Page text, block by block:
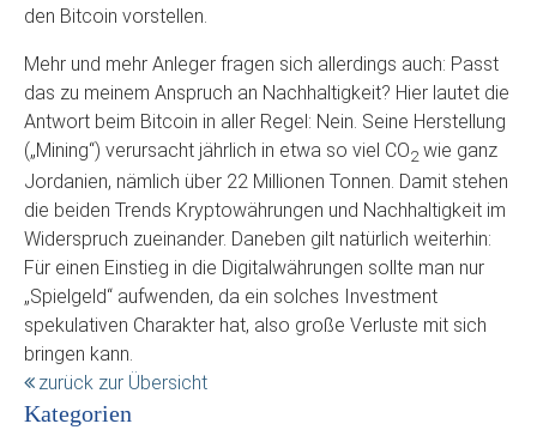
den Bitcoin vorstellen.
Mehr und mehr Anleger fragen sich allerdings auch: Passt
das zu meinem Anspruch an Nachhaltigkeit? Hier lautet die
Antwort beim Bitcoin in aller Regel: Nein. Seine Herstellung
(„Mining“) verursacht jährlich in etwa so viel CO2 wie ganz
Jordanien, nämlich über 22 Millionen Tonnen. Damit stehen
die beiden Trends Kryptowährungen und Nachhaltigkeit im
Widerspruch zueinander. Daneben gilt natürlich weiterhin:
Für einen Einstieg in die Digitalwährungen sollte man nur
„Spielgeld“ aufwenden, da ein solches Investment
spekulativen Charakter hat, also große Verluste mit sich
bringen kann.
zurück zur Übersicht
Kategorien